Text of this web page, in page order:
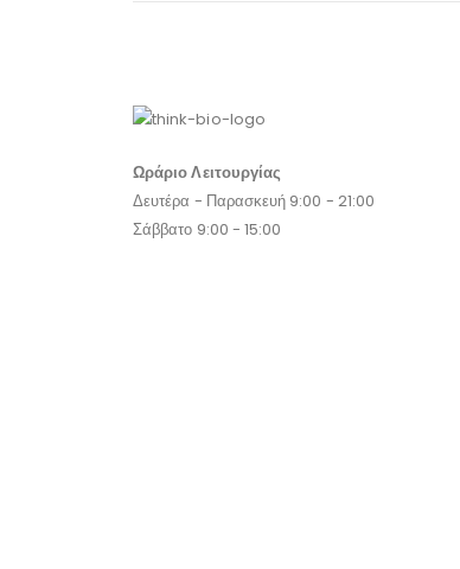
Ωράριο Λειτουργίας
Δευτέρα - Παρασκευή 9:00 - 21:00
Σάββατο 9:00 - 15:00